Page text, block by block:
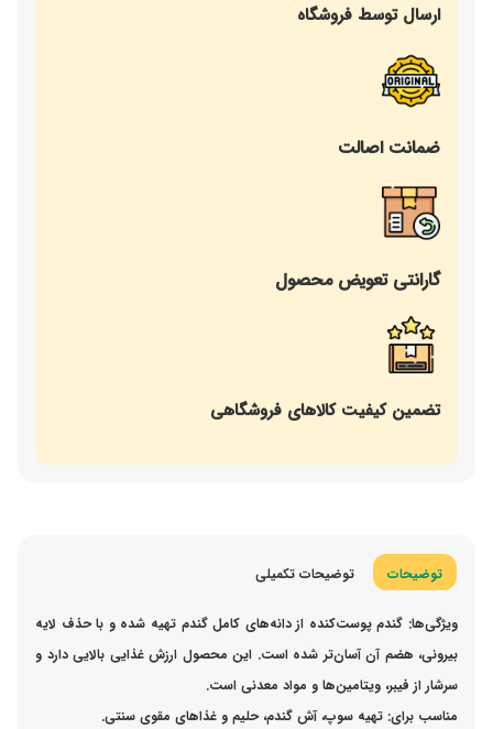
ارسال توسط فروشگاه
ضمانت اصالت
گارانتی تعویض محصول
تضمین کیفیت کالاهای فروشگاهی
توضیحات توضیحات تکمیلی
ویژگی‌ها: گندم پوست‌کنده از دانه‌های کامل گندم تهیه شده و با حذف لایه
بیرونی، هضم آن آسان‌تر شده است. این محصول ارزش غذایی بالایی دارد و
سرشار از فیبر، ویتامین‌ها و مواد معدنی است.
مناسب برای: تهیه سوپ، آش گندم، حلیم و غذاهای مقوی سنتی.